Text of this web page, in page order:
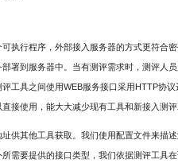
执行程序，外部接入服务器的方式更符合
署到服务器中。当有测评需求时，测评人
工具之间使用WEB服务接口采用HTTP协
接使用，能大大减少现有工具和新接入测评
供其他工具获取。我们使用配置文件来描
需要提供的接口类型，我们依据测评工具